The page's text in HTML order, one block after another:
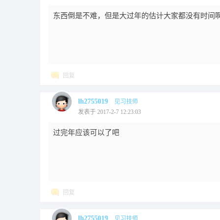
东西倒是不难，但是大过年的估计大家都没有时间
回复
lh2755019
见习技师
发表于 2017-2-7 12:23:03
过完年应该可以了吧
回复
lh2755019 见习技师